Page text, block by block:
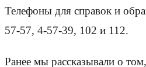
Телефоны для справок и
57-57, 4-57-39, 102 и 112.
Ранее мы рассказывали о